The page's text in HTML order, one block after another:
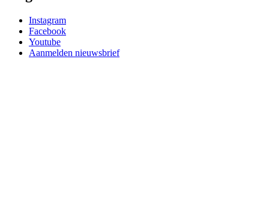
Instagram
Facebook
Youtube
Aanmelden nieuwsbrief